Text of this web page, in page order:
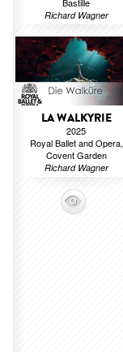
Richard Wagner
LA WALKYRIE
2025
Royal Ballet and Opera,
Covent Garden
Richard Wagner